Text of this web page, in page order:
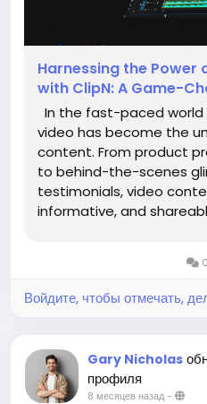
Harnessing the Power
with ClipN: A Game-
In the fast-paced
video has become the
content. From product
to behind-the-scenes
testimonials, video
informative, and
rely on mobile devices...
Войдите, чтобы отмечать,
Gary Nicholas
профиля
8 месяцев назад-